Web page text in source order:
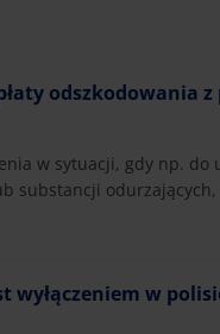
odszkodowania z
w sytuacji, gdy np.
substancji
wyłączeniem w